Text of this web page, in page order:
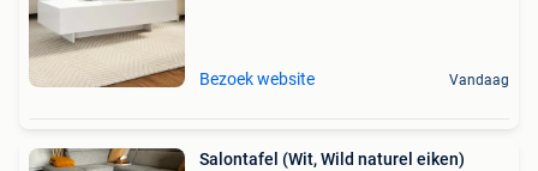
Bezoek website Vandaag
Salontafel (Wit, Wild naturel eiken)